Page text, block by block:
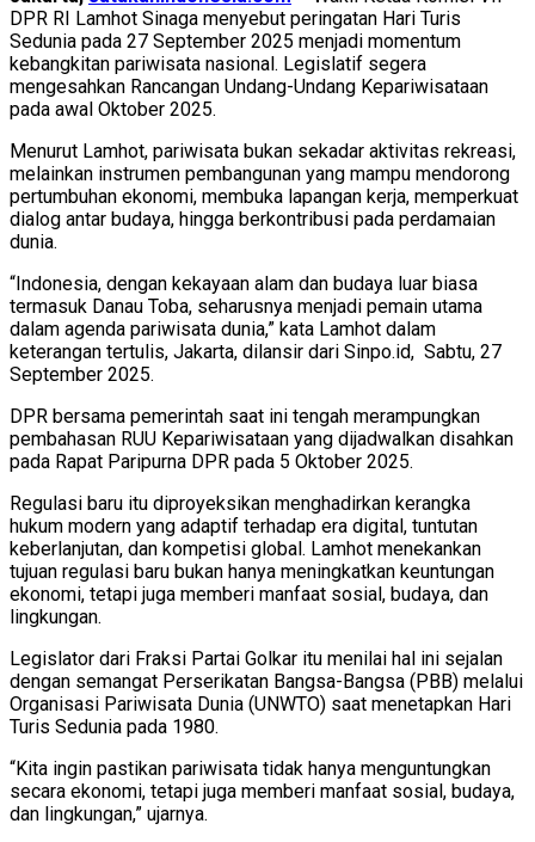
DPR RI Lamhot Sinaga menyebut peringatan Hari Turis
Sedunia pada 27 September 2025 menjadi momentum
kebangkitan pariwisata nasional. Legislatif segera
mengesahkan Rancangan Undang-Undang Kepariwisataan
pada awal Oktober 2025.
Menurut Lamhot, pariwisata bukan sekadar aktivitas rekreasi,
melainkan instrumen pembangunan yang mampu mendorong
pertumbuhan ekonomi, membuka lapangan kerja, memperkuat
dialog antar budaya, hingga berkontribusi pada perdamaian
dunia.
“Indonesia, dengan kekayaan alam dan budaya luar biasa
termasuk Danau Toba, seharusnya menjadi pemain utama
dalam agenda pariwisata dunia,” kata Lamhot dalam
keterangan tertulis, Jakarta, dilansir dari Sinpo.id, Sabtu, 27
September 2025.
DPR bersama pemerintah saat ini tengah merampungkan
pembahasan RUU Kepariwisataan yang dijadwalkan disahkan
pada Rapat Paripurna DPR pada 5 Oktober 2025.
Regulasi baru itu diproyeksikan menghadirkan kerangka
hukum modern yang adaptif terhadap era digital, tuntutan
keberlanjutan, dan kompetisi global. Lamhot menekankan
tujuan regulasi baru bukan hanya meningkatkan keuntungan
ekonomi, tetapi juga memberi manfaat sosial, budaya, dan
lingkungan.
Legislator dari Fraksi Partai Golkar itu menilai hal ini sejalan
dengan semangat Perserikatan Bangsa-Bangsa (PBB) melalui
Organisasi Pariwisata Dunia (UNWTO) saat menetapkan Hari
Turis Sedunia pada 1980.
“Kita ingin pastikan pariwisata tidak hanya menguntungkan
secara ekonomi, tetapi juga memberi manfaat sosial, budaya,
dan lingkungan,” ujarnya.